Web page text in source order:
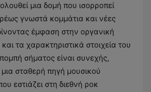
μια δομή που ισορροπεί
γνωστά κομμάτια και νέες
έμφαση στην οργανική
τα χαρακτηριστικά στοιχεία του
σήματος είναι συνεχής,
σταθερή πηγή μουσικού
εστιάζει στη διεθνή ροκ